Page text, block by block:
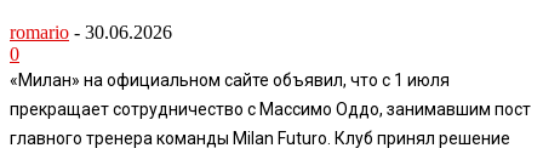
romario - 30.06.2026
0
«Милан» на официальном сайте объявил, что с 1 июля
прекращает сотрудничество с Массимо Оддо, занимавшим пост
главного тренера команды Milan Futuro. Клуб принял решение